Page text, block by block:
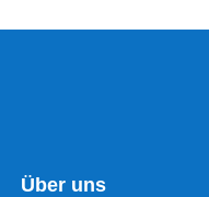
Über uns